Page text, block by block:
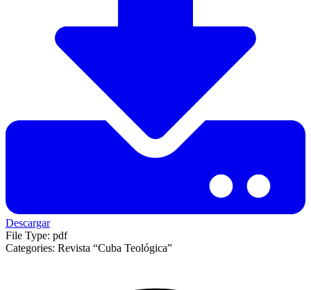
Descargar
File Type: pdf
Categories: Revista “Cuba Teológica”